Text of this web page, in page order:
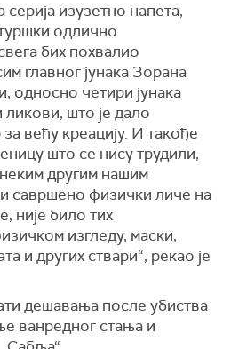
серија изузетно напета,
одлично
бих похвалио
главног јунака Зорана
односно четири јунака
што је дало
већу креацију. И такође
што се нису трудили,
другим нашим
савршено физички личе на
није било тих
изгледу, маски,
и других ствари“, рекао је
дешавања после убиства
ванредног стања и